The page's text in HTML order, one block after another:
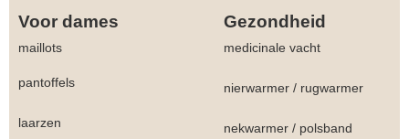
Voor dames Gezondheid
maillots medicinale vacht
pantoffels nierwarmer / rugwarmer
laarzen nekwarmer / polsband